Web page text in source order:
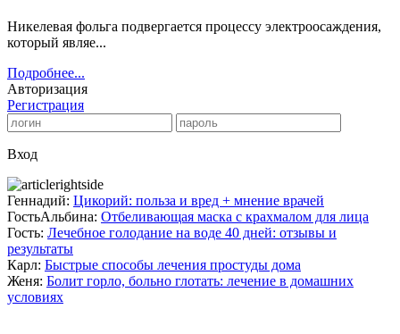
Никелевая фольга подвергается процессу электроосаждения,
который являе...
Подробнее...
Авторизация
Регистрация
Вход
Геннадий: Цикорий: польза и вред + мнение врачей
ГостьАльбина: Отбеливающая маска с крахмалом для лица
Гость: Лечебное голодание на воде 40 дней: отзывы и
результаты
Карл: Быстрые способы лечения простуды дома
Женя: Болит горло, больно глотать: лечение в домашних
условиях